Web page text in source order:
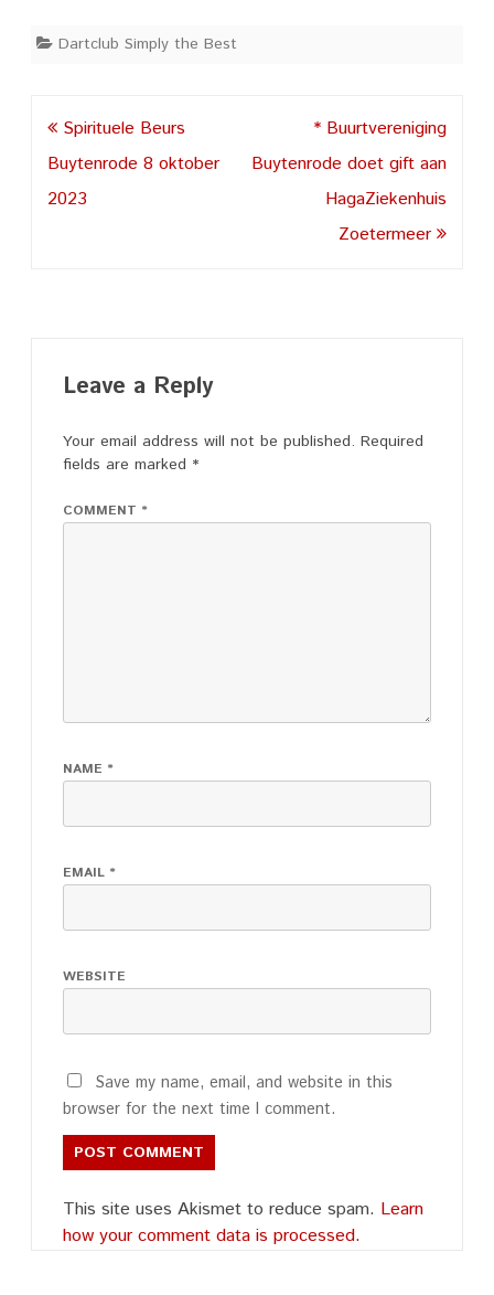
Dartclub Simply the Best
Post
navigation
Spirituele Beurs
Buytenrode 8 oktober
2023
* Buurtvereniging
Buytenrode doet gift aan
HagaZiekenhuis
Zoetermeer
Leave a Reply
Your email address will not be published. Required
fields are marked *
COMMENT *
NAME *
EMAIL *
WEBSITE
Save my name, email, and website in this
browser for the next time I comment.
This site uses Akismet to reduce spam. Learn
how your comment data is processed.